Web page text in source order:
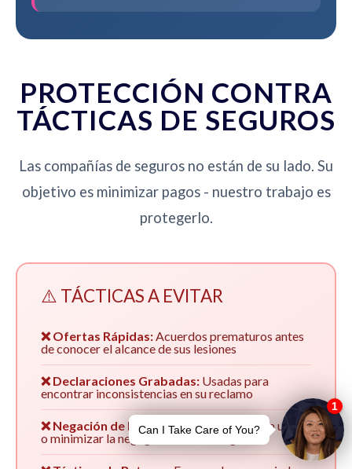
PROTECCIÓN CONTRA
TÁCTICAS DE SEGUROS
Las compañías de seguros no están de su lado. Su
objetivo es minimizar pagos - nuestro trabajo es
protegerlo.
⚠️ TÁCTICAS A EVITAR
❌ Ofertas Rápidas:Acuerdos prematuros antes
de conocer el alcance de sus lesiones
❌ Declaraciones Grabadas: Usadas para
encontrar inconsistencias en su reclamo
❌ Negación de Responsabilidad:Culpar a usted
o minimizar la negligencia de su asegurado